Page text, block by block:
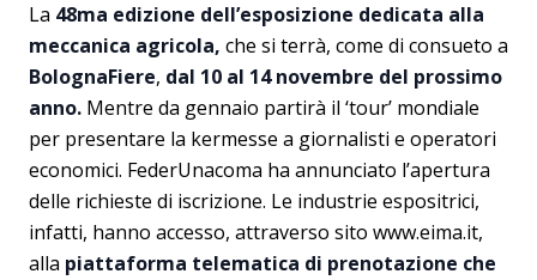
La 48ma edizione dell’esposizione dedicata alla
meccanica agricola, che si terrà, come di consueto a
BolognaFiere, dal 10 al 14 novembre del prossimo
anno. Mentre da gennaio partirà il ‘tour’ mondiale
per presentare la kermesse a giornalisti e operatori
economici. FederUnacoma ha annunciato l’apertura
delle richieste di iscrizione. Le industrie espositrici,
infatti, hanno accesso, attraverso sito www.eima.it,
alla piattaforma telematica di prenotazione che